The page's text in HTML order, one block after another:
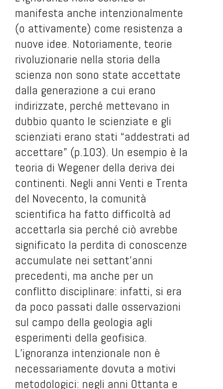
manifesta anche intenzionalmente
(o attivamente) come resistenza a
nuove idee. Notoriamente, teorie
rivoluzionarie nella storia della
scienza non sono state accettate
dalla generazione a cui erano
indirizzate, perché mettevano in
dubbio quanto le scienziate e gli
scienziati erano stati “addestrati ad
accettare” (p.103). Un esempio è la
teoria di Wegener della deriva dei
continenti. Negli anni Venti e Trenta
del Novecento, la comunità
scientifica ha fatto difficoltà ad
accettarla sia perché ciò avrebbe
significato la perdita di conoscenze
accumulate nei settant’anni
precedenti, ma anche per un
conflitto disciplinare: infatti, si era
da poco passati dalle osservazioni
sul campo della geologia agli
esperimenti della geofisica.
L’ignoranza intenzionale non è
necessariamente dovuta a motivi
metodologici: negli anni Ottanta e